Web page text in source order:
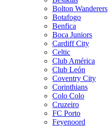
Bolton Wanderers
Botafogo
Benfica
Boca Juniors
Cardiff City
Celtic
Club América
Club León
Coventry City
Corinthians
Colo Colo
Cruzeiro
FC Porto
Feyenoord